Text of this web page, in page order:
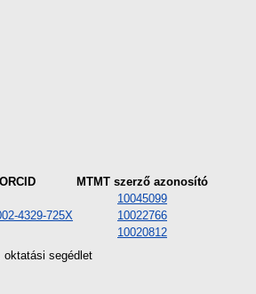
ORCID
MTMT szerző azonosító
10045099
4329-725X
10022766
10020812
oktatási segédlet